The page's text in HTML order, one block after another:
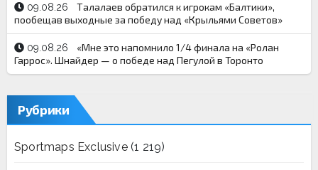
09.08.26
Талалаев обратился к игрокам «Балтики»,
пообещав выходные за победу над «Крыльями Советов»
09.08.26
«Мне это напомнило 1/4 финала на «Ролан
Гаррос». Шнайдер — о победе над Пегулой в Торонто
Рубрики
Sportmaps Exclusive(1 219)